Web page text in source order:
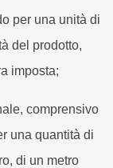
per una unità di
del prodotto,
imposta;
comprensivo
una quantità di
di un metro